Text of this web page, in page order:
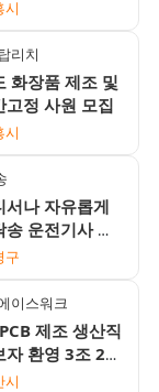
시
리치
화장품 제조 및
고정 사원 모집
시
서나 자유롭게
송 운전기사 모
만원 수준 / 초
구
이스워크
제조 생산직
환영 3조 2교
버스 운행
시